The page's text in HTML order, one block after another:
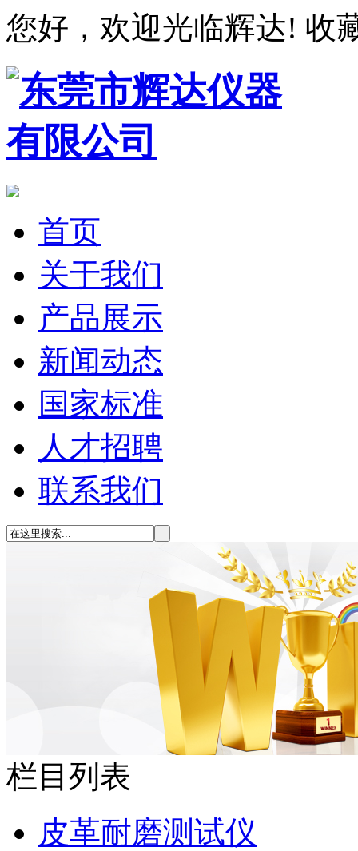
您好，欢迎光临辉达! 收
首页
关于我们
产品展示
新闻动态
国家标准
人才招聘
联系我们
栏目列表
皮革耐磨测试仪